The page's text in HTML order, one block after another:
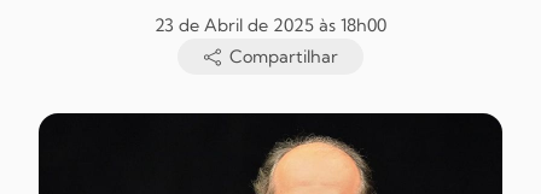
23 de Abril de 2025 às 18h00
Compartilhar